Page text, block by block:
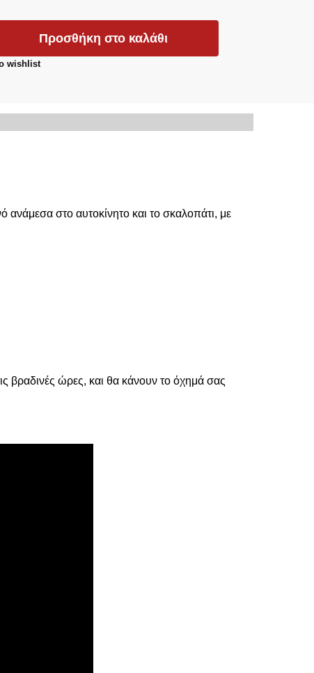
Προσθήκη στο καλάθι
wishlist
ανάμεσα στο αυτοκίνητο και το σκαλοπάτι, με
βραδινές ώρες, και θα κάνουν το όχημά σας